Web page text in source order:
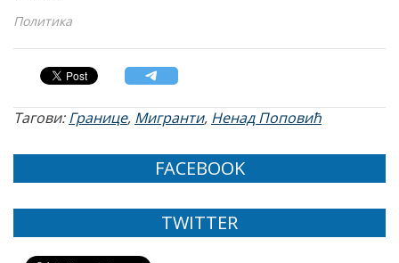
Политика
Тагови:Границе, Мигранти, Ненад Поповић
FACEBOOK
TWITTER